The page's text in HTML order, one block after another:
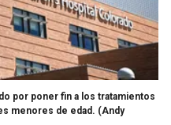
por poner fin a los tratamientos
menores de edad. (Andy